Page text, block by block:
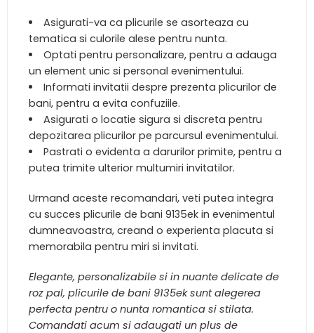
Asigurati-va ca plicurile se asorteaza cu
tematica si culorile alese pentru nunta.
Optati pentru personalizare, pentru a adauga
un element unic si personal evenimentului.
Informati invitatii despre prezenta plicurilor de
bani, pentru a evita confuziile.
Asigurati o locatie sigura si discreta pentru
depozitarea plicurilor pe parcursul evenimentului.
Pastrati o evidenta a darurilor primite, pentru a
putea trimite ulterior multumiri invitatilor.
Urmand aceste recomandari, veti putea integra
cu succes plicurile de bani 9135ek in evenimentul
dumneavoastra, creand o experienta placuta si
memorabila pentru miri si invitati.
Elegante, personalizabile si in nuante delicate de
roz pal, plicurile de bani 9135ek sunt alegerea
perfecta pentru o nunta romantica si stilata.
Comandati acum si adaugati un plus de